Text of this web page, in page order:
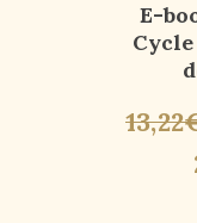
E-
13,22